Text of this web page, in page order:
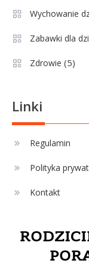
4
Wychowanie
Zabawki dla
Zdrowie (5)
Linki
Regulamin
Polityka
Kontakt